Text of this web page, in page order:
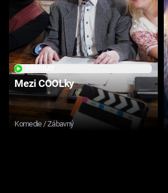
Mezi COOLky
Komedie / Zábavný